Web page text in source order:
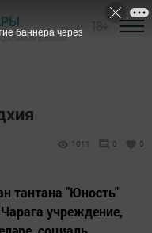
районы
1011 0 0
тантана "Юность"
учреждение,
баннера через